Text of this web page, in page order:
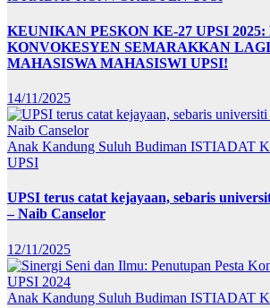
KEUNIKAN PESKON KE-27 UPSI 2025:
KONVOKESYEN SEMARAKKAN
MAHASISWA MAHASISWI UPSI!
14/11/2025
Anak Kandung Suluh Budiman ISTIADAT
UPSI
UPSI terus catat kejayaan, sebaris
– Naib Canselor
12/11/2025
Anak Kandung Suluh Budiman ISTIADAT